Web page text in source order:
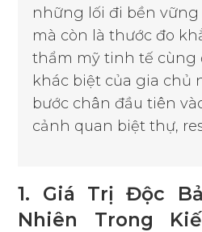
những lối đi bền
mà còn là thước đo
thẩm mỹ tinh tế cùng
khác biệt của gia chủ
bước chân đầu tiên
cảnh quan biệt thự,
1. Giá Trị Độc
Nhiên Trong